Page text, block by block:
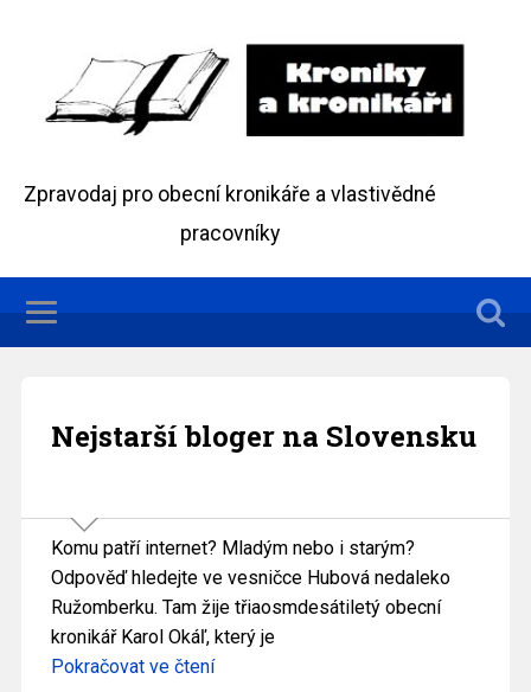
Zpravodaj pro obecní kronikáře a vlastivědné
pracovníky
Nejstarší bloger na Slovensku
Komu patří internet? Mladým nebo i starým?
Odpověď hledejte ve vesničce Hubová nedaleko
Ružomberku. Tam žije třiaosmdesátiletý obecní
kronikář Karol Okáľ, který je
Pokračovat ve čtení